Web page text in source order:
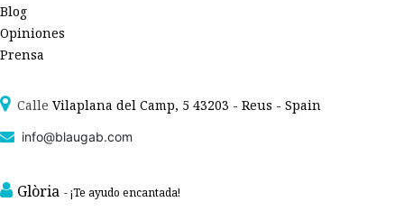
Blog
Opiniones
Prensa
Calle Vilaplana del Camp, 5 43203 - Reus - Spain
info@blaugab.com
Glòria - ¡Te ayudo encantada!